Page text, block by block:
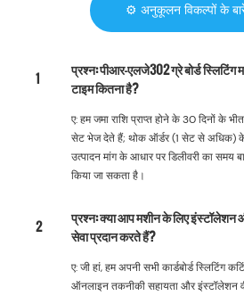
⚙️ अनुकूलन विकल्पों के
1
प्रश्न: पीआर-एलजे302 ग्रे बोर्ड स्लिटिंग
टाइम कितना है?
ए: हम जमा राशि प्राप्त होने के 30 दिनों के
सेट भेज देते हैं; थोक ऑर्डर (1 सेट से अधिक) के
उत्पादन मांग के आधार पर डिलीवरी का समय
किया जा सकता है।
2
प्रश्न: क्या आप मशीन के लिए इंस्टॉलेशन
सेवा प्रदान करते हैं?
ए: जी हां, हम अपनी सभी कार्डबोर्ड स्लिटिंग
ऑनलाइन तकनीकी सहायता और इंस्टॉलेशन